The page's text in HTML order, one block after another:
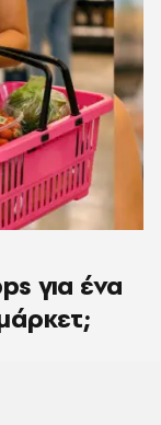
για ένα